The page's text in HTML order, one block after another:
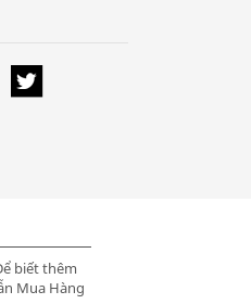
biết thêm
Mua Hàng